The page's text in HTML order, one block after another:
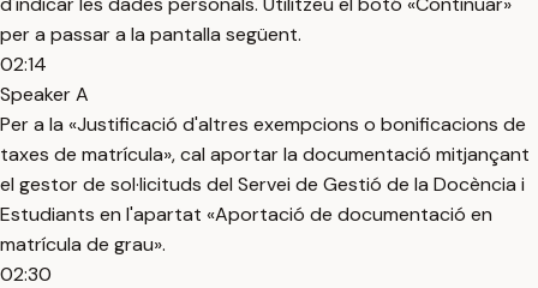
per a passar a la pantalla següent.
02:14
Speaker A
Per a la «Justificació d'altres exempcions o bonificacions de
taxes de matrícula», cal aportar la documentació mitjançant
el gestor de sol·licituds del Servei de Gestió de la Docència i
Estudiants en l'apartat «Aportació de documentació en
matrícula de grau».
02:30